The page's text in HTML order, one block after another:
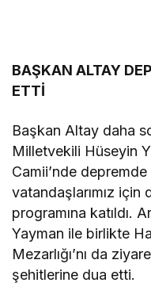
BAŞKAN ALTAY
ETTİ
Başkan Altay daha
Milletvekili Hüseyin
Camii’nde depremde
vatandaşlarımız için
programına katıldı.
Yayman ile birlikte
Mezarlığı’nı da
şehitlerine dua etti.